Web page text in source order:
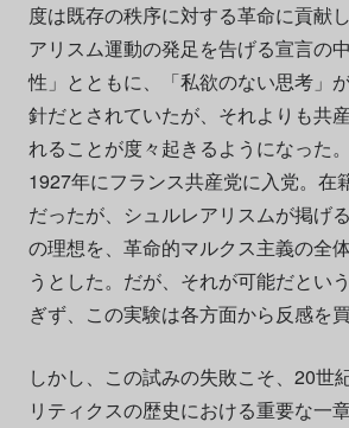
度は既存の秩序に対する革命に貢献
アリスム運動の発足を告げる宣言の
性」とともに、「私欲のない思考」
針だとされていたが、それよりも共
れることが度々起きるようになった
1927年にフランス共産党に入党。在
だったが、シュルレアリスムが掲げ
の理想を、革命的マルクス主義の全
うとした。だが、それが可能だとい
ぎず、この実験は各方面から反感を
しかし、この試みの失敗こそ、20世
リティクスの歴史における重要な一